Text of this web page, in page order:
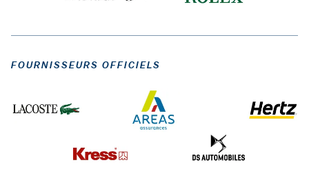
FOURNISSEURS OFFICIELS